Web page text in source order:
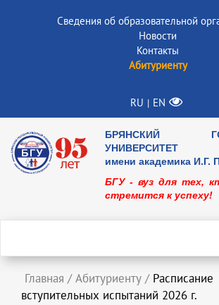
Сведения об образовательной
Новости
Контакты
Абитуриенту
RU | EN
БРЯНСКИЙ
УНИВЕРСИТЕТ
имени академика И.Г.
БГУ - вуз для тех,
стремится к успеху!
Главная / Абитуриенту / Расписание
вступительных испытаний 2026 г.